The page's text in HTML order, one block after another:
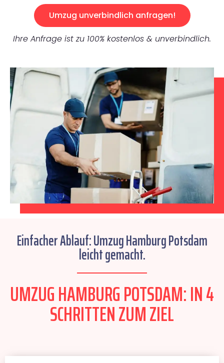
Umzug unverbindlich anfragen!
Ihre Anfrage ist zu 100% kostenlos & unverbindlich.
Einfacher Ablauf: Umzug Hamburg Potsdam
leicht gemacht.
UMZUG HAMBURG POTSDAM: IN 4
SCHRITTEN ZUM ZIEL